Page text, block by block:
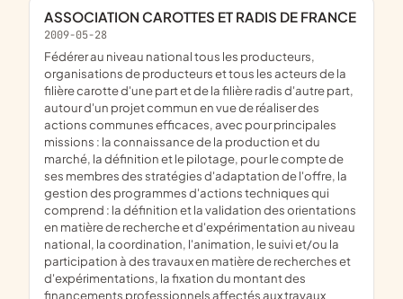
ASSOCIATION CAROTTES ET RADIS DE FRANCE
2009-05-28
fédérer au niveau national tous les producteurs,
organisations de producteurs et tous les acteurs de la
filière carotte d'une part et de la filière radis d'autre part,
autour d'un projet commun en vue de réaliser des
actions communes efficaces, avec pour principales
missions : la connaissance de la production et du
marché, la définition et le pilotage, pour le compte de
ses membres des stratégies d'adaptation de l'offre, la
gestion des programmes d'actions techniques qui
comprend : la définition et la validation des orientations
en matière de recherche et d'expérimentation au niveau
national, la coordination, l'animation, le suivi et/ou la
participation à des travaux en matière de recherches et
d'expérimentations, la fixation du montant des
financements professionnels affectés aux travaux